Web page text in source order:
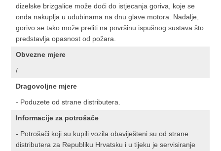
dizelske brizgalice može doći do istjecanja goriva, koje se
onda nakuplja u udubinama na dnu glave motora. Nadalje,
gorivo se tako može preliti na površinu ispušnog sustava što
predstavlja opasnost od požara.
Obvezne mjere
/
Dragovoljne mjere
- Poduzete od strane distributera.
Informacije za potrošače
- Potrošači koji su kupili vozila obaviješteni su od strane
distributera za Republiku Hrvatsku i u tijeku je servisiranje